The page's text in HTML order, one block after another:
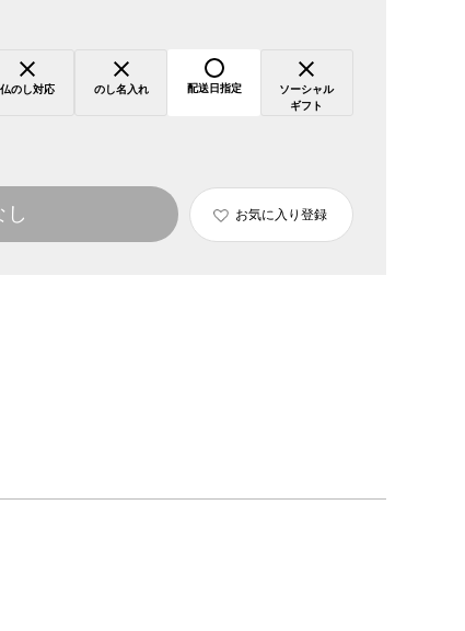
仏のし対応 のし名入れ 配送日指定
ソーシャル
ギフト
し お気に入り登録